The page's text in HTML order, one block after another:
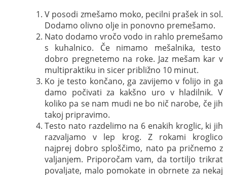
V posodi zmešamo moko, pecilni prašek in sol.
Dodamo olivno olje in ponovno premešamo.
Nato dodamo vročo vodo in rahlo premešamo
s kuhalnico. Če nimamo mešalnika, testo
dobro pregnetemo na roke. Jaz mešam kar v
multipraktiku in sicer približno 10 minut.
Ko je testo končano, ga zavijemo v folijo in ga
damo počivati za kakšno uro v hladilnik. V
koliko pa se nam mudi ne bo nič narobe, če jih
takoj pripravimo.
Testo nato razdelimo na 6 enakih kroglic, ki jih
razvaljamo v lep krog. Z rokami kroglico
najprej dobro sploščimo, nato pa pričnemo z
valjanjem. Priporočam vam, da tortiljo trikrat
povaljate, malo pomokate in obrnete za nekaj